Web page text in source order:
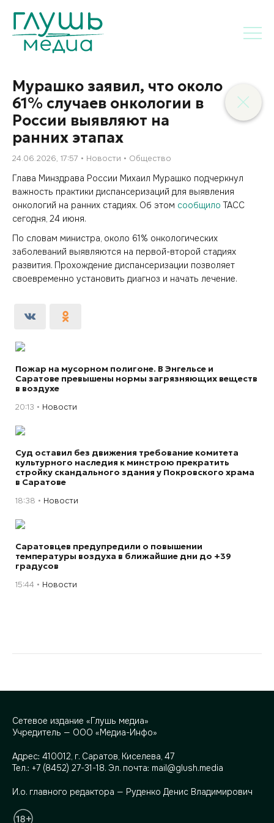
Мурашко заявил, что около
61% случаев онкологии в
России выявляют на
ранних этапах
24.06.2026, 17:57 Новости Общество
Глава Минздрава России Михаил Мурашко подчеркнул
важность практики диспансеризаций для выявления
онкологий на ранних стадиях. Об этом сообщило ТАСС
сегодня, 24 июня.
По словам министра, около 61% онкологических
заболеваний выявляются на первой-второй стадиях
развития. Прохождение диспансеризации позволяет
своевременно установить диагноз и начать лечение.
Пожар на мусорном полигоне. В Энгельсе и
Саратове превышены нормы загрязняющих веществ
в воздухе
20:13 Новости
Суд оставил без движения требование комитета
культурного наследия к минстрою прекратить
стройку скандального здания у Покровского храма
в Саратове
18:38 Новости
Саратовцев предупредили о повышении
температуры воздуха в ближайшие дни до +39
градусов
15:44 Новости
Сетевое издание «Глушь медиа»
Учредитель — ООО «Медиа-Инфо»
Адрес: 410012, г. Саратов, Киселева, 47
Тел.: +7 (8452) 27-31-18. Эл. почта: mail@glush.media
И.о. главного редактора — Руденко Денис Владимирович